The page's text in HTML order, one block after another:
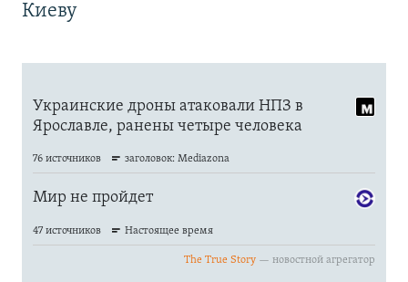
Киеву